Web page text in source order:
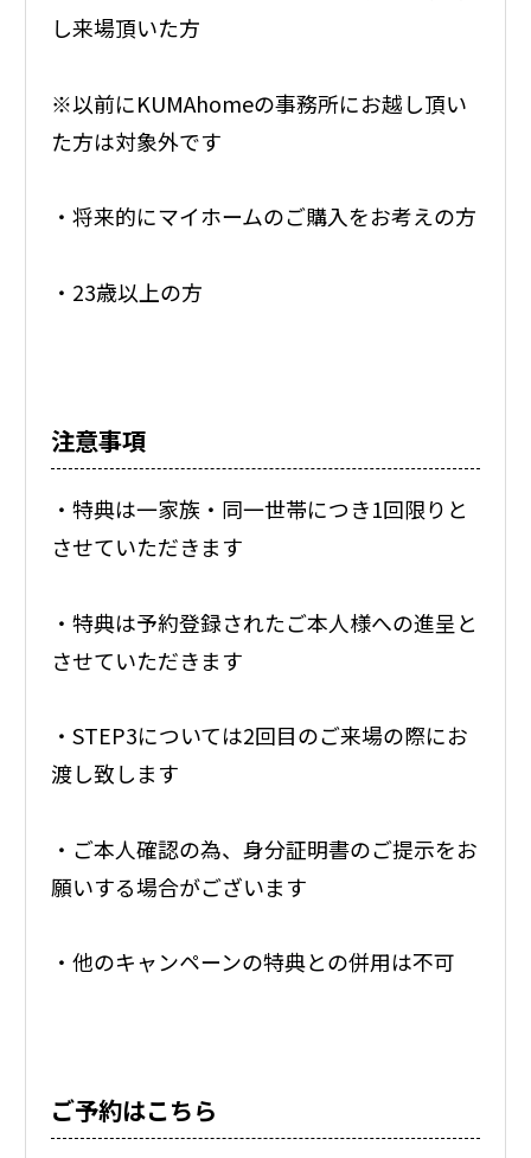
し来場頂いた方
※以前にKUMAhomeの事務所にお越し頂い
た方は対象外です
・将来的にマイホームのご購入をお考えの方
・23歳以上の方
注意事項
・特典は一家族・同一世帯につき1回限りと
させていただきます
・特典は予約登録されたご本人様への進呈と
させていただきます
・STEP3については2回目のご来場の際にお
渡し致します
・ご本人確認の為、身分証明書のご提示をお
願いする場合がございます
・他のキャンペーンの特典との併用は不可
ご予約はこちら